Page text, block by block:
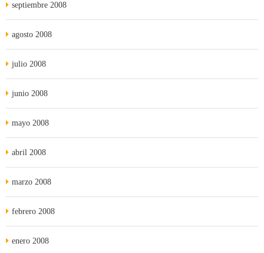
septiembre 2008
agosto 2008
julio 2008
junio 2008
mayo 2008
abril 2008
marzo 2008
febrero 2008
enero 2008